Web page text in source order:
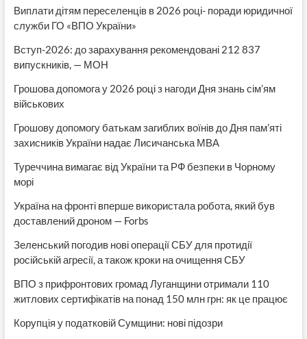
Виплати дітям переселенців в 2026 році- поради юридичної
служби ГО «ВПО України»
Вступ-2026: до зарахування рекомендовані 212 837
випускників, — МОН
Грошова допомога у 2026 році з нагоди Дня знань сім’ям
військових
Грошову допомогу батькам загиблих воїнів до Дня пам’яті
захисників України надає Лисичанська МВА
Туреччина вимагає від України та РФ безпеки в Чорному
морі
Україна на фронті вперше використала робота, який був
доставлений дроном — Forbs
Зеленський погодив нові операції СБУ для протидії
російській агресії, а також кроки на очищення СБУ
ВПО з прифронтових громад Луганщини отримали 110
житлових сертифікатів на понад 150 млн грн: як це працює
Корупція у податковій Сумщини: нові підозри